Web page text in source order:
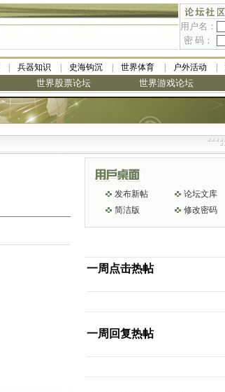
用户名：
密 码：
兵器知识 史海钩沉 世界体育 户外活动
世界股票论坛 世界游戏论坛
发布新帖 论坛文库
简洁版
修改密码
一周点击热帖
一周回复热帖